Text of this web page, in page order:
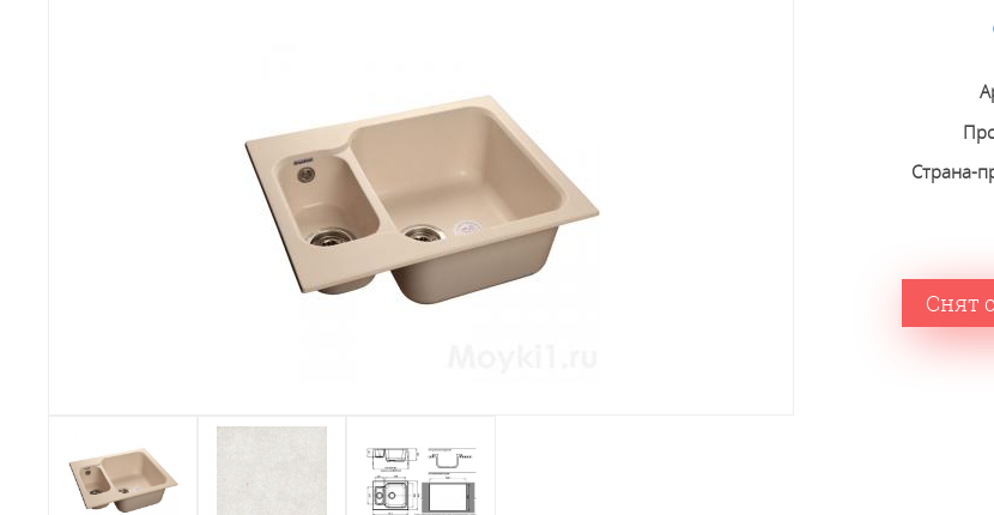
Страна-
Снят